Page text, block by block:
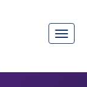
Toggle